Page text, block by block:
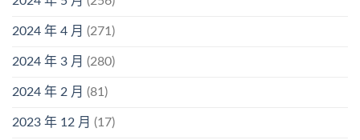
2024 年 4 月 (271)
2024 年 3 月 (280)
2024 年 2 月 (81)
2023 年 12 月 (17)